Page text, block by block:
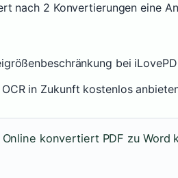
nach 2 Konvertierungen eine
bei
in Zukunft kostenlos
Online konvertiert PDF zu